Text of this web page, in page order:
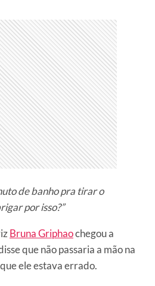
de banho pra tirar o
por isso?”
Bruna Griphaochegou a
que não passaria a mão na
ele estava errado.